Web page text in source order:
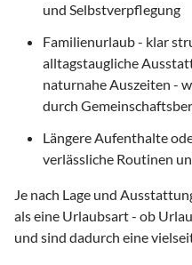
und Selbstverpflegung
Familienurlaub - klar
alltagstaugliche
naturnahe Auszeiten -
durch
Längere Aufenthalte
verlässliche Routinen
Je nach Lage und
als eine Urlaubsart - ob
und sind dadurch eine